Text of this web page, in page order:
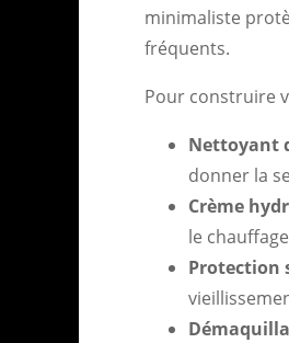
minimaliste
fréquents.
Pour construire
Nettoyant
donner la
Crème
le
Protection